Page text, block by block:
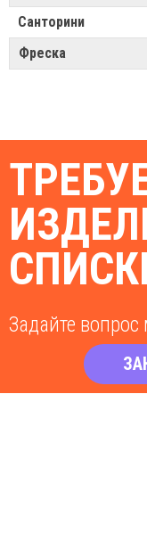
Санторини
Фреска
Задайте